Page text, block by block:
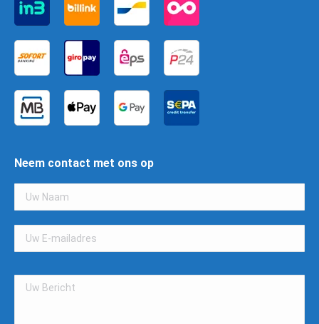
Neem contact met ons op
Gelieve
dit